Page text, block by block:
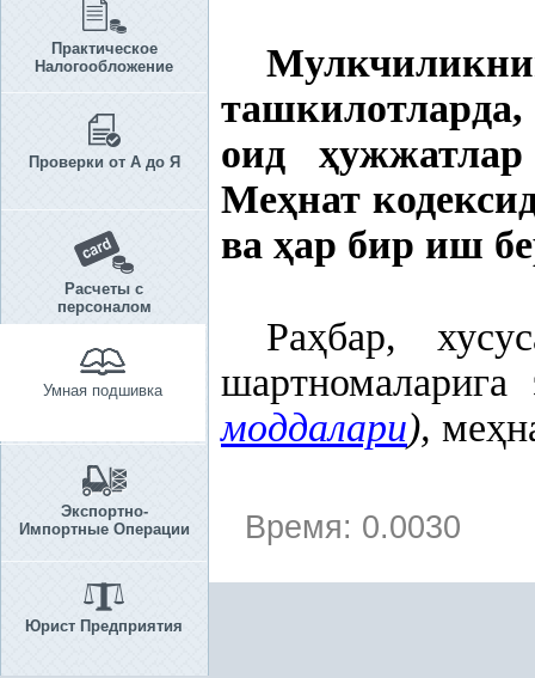
Практическое
Налогообложение
Проверки от А до Я
Расчеты с
персоналом
Умная подшивка
Экспортно-
Импортные Операции
Юрист Предприятия
оид ҳ
Меҳнат
ва ҳар бир иш
Раҳбар,
моддалари), меҳ
Время: 0.0030